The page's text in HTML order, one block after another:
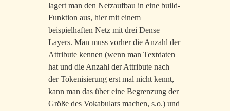
lagert man den Netzaufbau in eine build-
Funktion aus, hier mit einem
beispielhaften Netz mit drei Dense
Layers. Man muss vorher die Anzahl der
Attribute kennen (wenn man Textdaten
hat und die Anzahl der Attribute nach
der Tokenisierung erst mal nicht kennt,
kann man das über eine Begrenzung der
Größe des Vokabulars machen, s.o.) und